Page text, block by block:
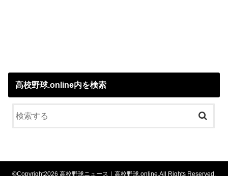
高校野球.online内を検索
©Copyright2026 高校野球ニュース｜高校野球.online .All Rights Reserved.